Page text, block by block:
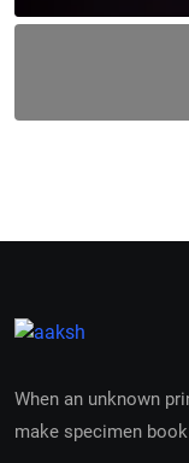
When an unknown
make specimen